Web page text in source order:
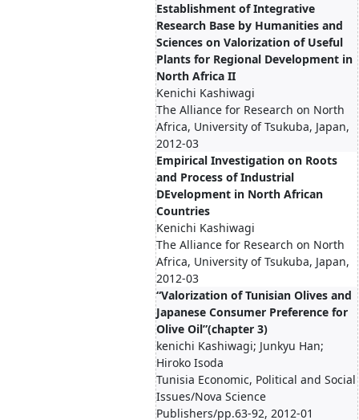
Establishment of Integrative
Research Base by Humanities and
Sciences on Valorization of Useful
Plants for Regional Development in
North Africa II
Kenichi Kashiwagi
The Alliance for Research on North
Africa, University of Tsukuba, Japan,
2012-03
Empirical Investigation on Roots
and Process of Industrial
DEvelopment in North African
Countries
Kenichi Kashiwagi
The Alliance for Research on North
Africa, University of Tsukuba, Japan,
2012-03
“Valorization of Tunisian Olives and
Japanese Consumer Preference for
Olive Oil”(chapter 3)
kenichi Kashiwagi; Junkyu Han;
Hiroko Isoda
Tunisia Economic, Political and Social
Issues/Nova Science
Publishers/pp.63-92, 2012-01